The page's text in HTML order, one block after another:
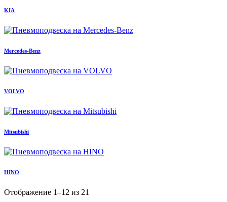
KIA
Mercedes-Benz
VOLVO
Mitsubishi
HINO
Отображение 1–12 из 21